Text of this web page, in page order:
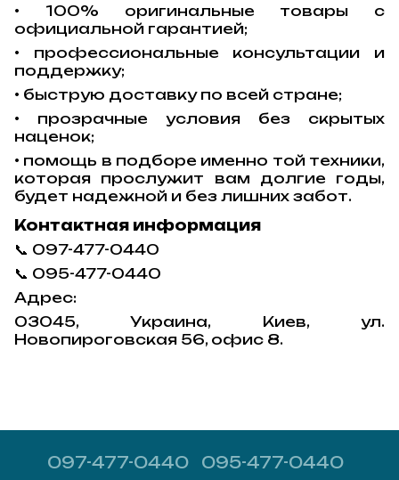
• 100% оригинальные товары с
официальной гарантией;
• профессиональные консультации и
поддержку;
• быструю доставку по всей стране;
• прозрачные условия без скрытых
наценок;
• помощь в подборе именно той техники,
которая прослужит вам долгие годы,
будет надежной и без лишних забот.
Контактная информация
📞 097-477-0440
📞 095-477-0440
Адрес:
03045, Украина, Киев, ул.
Новопироговская 56, офис 8.
097-477-0440 095-477-0440